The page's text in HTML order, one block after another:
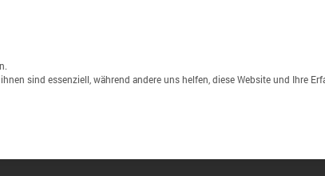
sind essenziell, während andere uns helfen, diese Website und Ihre